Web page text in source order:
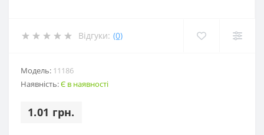
Відгуки: (0)
Модель: 11186
Наявність:Є в наявності
1.01 грн.